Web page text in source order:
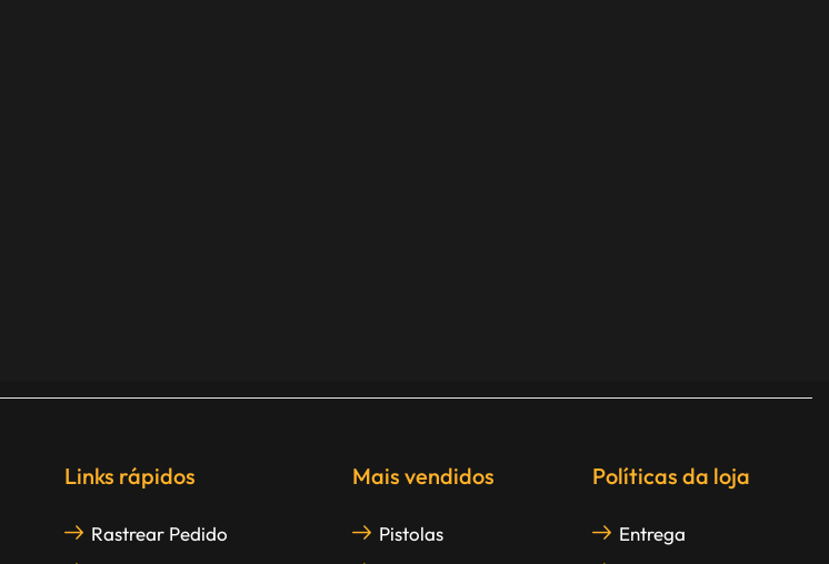
Links rápidos
Rastrear Pedido
Mais vendidos
Pistolas
Políticas da loja
Entrega